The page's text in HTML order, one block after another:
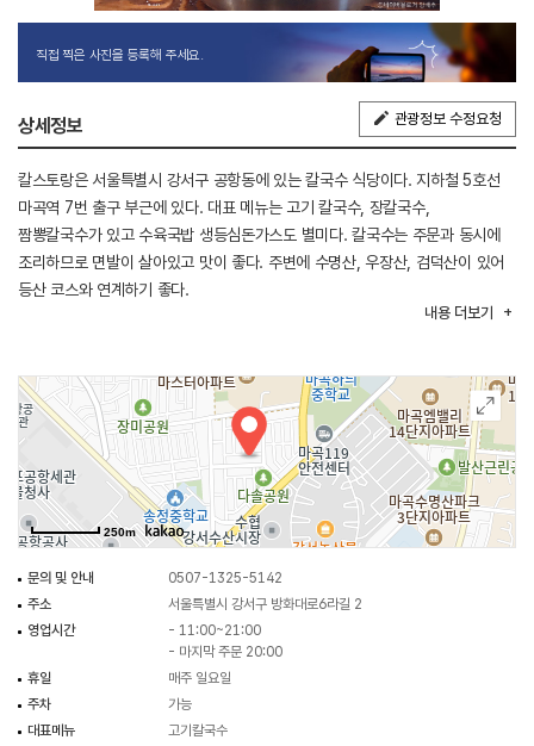
직접 찍은 사진을 등록해 주세요.
상세정보 관광정보 수정요청
칼스토랑은 서울특별시 강서구 공항동에 있는 칼국수 식당이다. 지하철 5호선
마곡역 7번 출구 부근에 있다. 대표 메뉴는 고기 칼국수, 장칼국수,
짬뽕칼국수가 있고 수육국밥 생등심돈가스도 별미다. 칼국수는 주문과 동시에
조리하므로 면발이 살아있고 맛이 좋다. 주변에 수명산, 우장산, 검덕산이 있어
등산 코스와 연계하기 좋다.
내용 더보기
250m
문의 및 안내
0507-1325-5142
주소
서울특별시 강서구 방화대로6라길 2
영업시간
- 11:00~21:00
- 마지막 주문 20:00
휴일
매주 일요일
주차
가능
대표메뉴
고기칼국수